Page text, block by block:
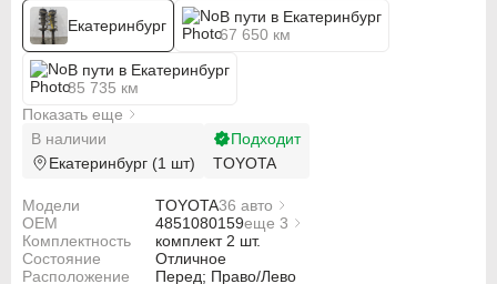
Екатеринбург
В пути в Екатеринбург
67 650 км
В пути в Екатеринбург
85 735 км
Показать еще
В наличии
Екатеринбург (1 шт)
Подходит
TOYOTA
Модели TOYOTA36 авто
TOYOTA BB NCP30
TOYOTA BB NCP34
TOYOTA BB NCP35
TOYOTA ECHO NCP11
OEM 4851080159еще 3
4851059198
4851059259
4851059675
Комплектность
комплект 2 шт.
Состояние
Отличное
Расположение
Перед; Право/Лево
ABARTH
Alfa Romeo
ABARTH
Alfa Romeo